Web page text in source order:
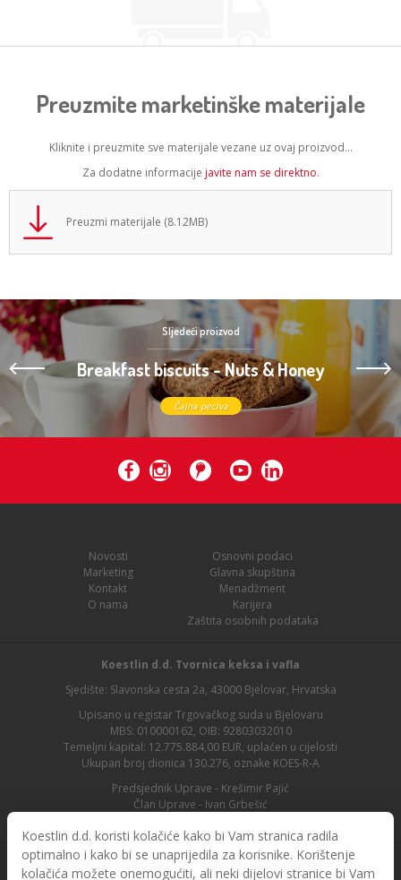
Koestlin d.d. koristi kolačiće kako bi Vam stranica radila
optimalno i kako bi se unaprijedila za korisnike. Korištenje
kolačića možete onemogućiti, ali neki dijelovi stranice bi Vam
Preuzmite marketinške materijale
Kliknite i preuzmite sve materijale vezane uz ovaj proizvod...
Za dodatne informacije javite nam se direktno.
Preuzmi materijale (8.12MB)
Sljedeći proizvod
Breakfast biscuits - Nuts & Honey
Čajna peciva
Novosti
Marketing
Kontakt
O nama
Osnovni podaci
Glavna skupština
Menadžment
Karijera
Zaštita osobnih podataka
Koestlin d.d. Tvornica keksa i vafla
Sjedište: Slavonska cesta 2a, 43000 Bjelovar, Hrvatska
Upisano u registar Trgovačkog suda u Bjelovaru
MBS: 010000162, OIB: 92803032010
Temeljni kapital: 12.775.884,00 EUR, uplaćen u cijelosti
Ukupan broj dionica 130.276, oznake KOES-R-A
Predsjednik Uprave - Krešimir Pajić
Član Uprave - Ivan Grbešić